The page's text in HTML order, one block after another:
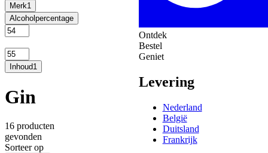
Merk1
Alcoholpercentage
Inhoud1
Gin
16 producten
gevonden
Sorteer op
Ontdek
Bestel
Geniet
Levering
Nederland
België
Duitsland
Frankrijk